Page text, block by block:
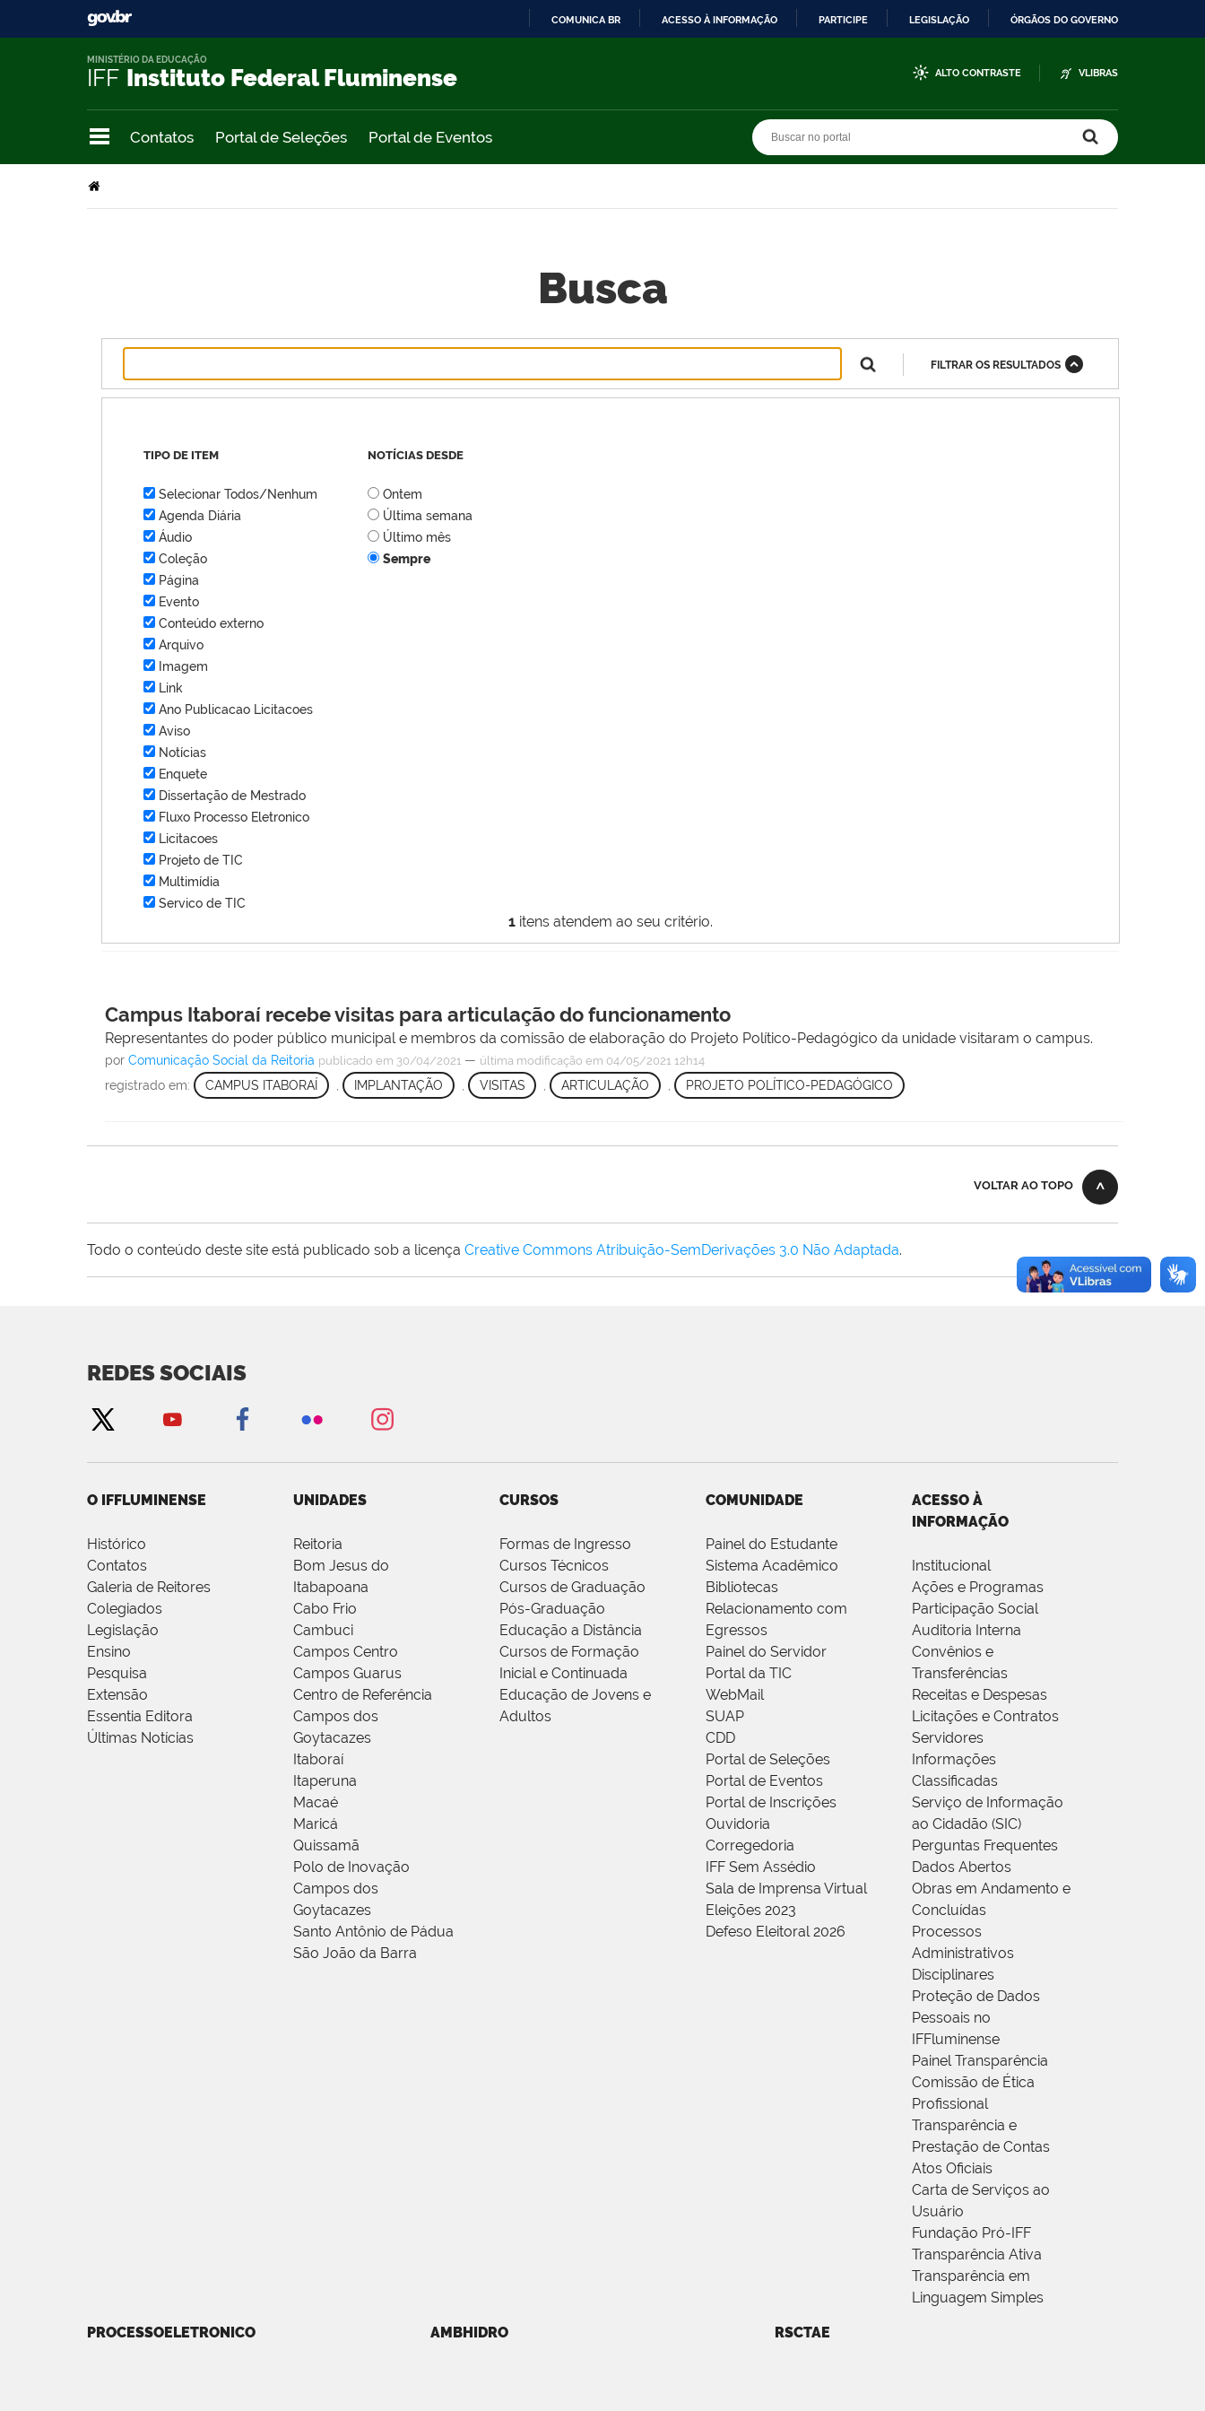
COMUNICA BR ACESSO À INFORMAÇÃO PARTICIPE LEGISLAÇÃO ÓRGÃOS DO GOVERNO
IFF Instituto Federal Fluminense
MINISTÉRIO DA EDUCAÇÃO
ALTO CONTRASTE VLIBRAS
Contatos Portal de Seleções Portal de Eventos
Busca
1 itens atendem ao seu critério.
FILTRAR OS RESULTADOS
TIPO DE ITEM
Selecionar Todos/Nenhum
Agenda Diária
Áudio
Coleção
Página
Evento
Conteúdo externo
Arquivo
Imagem
Link
Ano Publicacao Licitacoes
Aviso
Notícias
Enquete
Dissertação de Mestrado
Fluxo Processo Eletronico
Licitacoes
Projeto de TIC
Multimídia
Servico de TIC
NOTÍCIAS DESDE
Ontem
Última semana
Último mês
Sempre
Campus Itaboraí recebe visitas para articulação do funcionamento
Representantes do poder público municipal e membros da comissão de elaboração do Projeto Político-Pedagógico da unidade visitaram o campus.
porComunicação Social da Reitoria publicado em 30/04/2021 — última modificação em 04/05/2021 12h14
registrado em: CAMPUS ITABORAÍ IMPLANTAÇÃO VISITAS , ARTICULAÇÃO , PROJETO POLÍTICO-PEDAGÓGICO
VOLTAR AO TOPO
Todo o conteúdo deste site está publicado sob a licença Creative Commons Atribuição-SemDerivações 3.0 Não Adaptada.
REDES SOCIAIS
O IFFLUMINENSE
Histórico
Contatos
Galeria de Reitores
Colegiados
Legislação
Ensino
Pesquisa
Extensão
Essentia Editora
Últimas Notícias
UNIDADES
Reitoria
Bom Jesus do
Itabapoana
Cabo Frio
Cambuci
Campos Centro
Campos Guarus
Centro de Referência
Campos dos
Goytacazes
Itaboraí
Itaperuna
Macaé
Maricá
Quissamã
Polo de Inovação
Campos dos
Goytacazes
Santo Antônio de Pádua
São João da Barra
CURSOS
Formas de Ingresso
Cursos Técnicos
Cursos de Graduação
Pós-Graduação
Educação a Distância
Cursos de Formação
Inicial e Continuada
Educação de Jovens e
Adultos
COMUNIDADE
Painel do Estudante
Sistema Acadêmico
Bibliotecas
Relacionamento com
Egressos
Painel do Servidor
Portal da TIC
WebMail
SUAP
CDD
Portal de Seleções
Portal de Eventos
Portal de Inscrições
Ouvidoria
Corregedoria
IFF Sem Assédio
Sala de Imprensa Virtual
Eleições 2023
Defeso Eleitoral 2026
ACESSO À
INFORMAÇÃO
Institucional
Ações e Programas
Participação Social
Auditoria Interna
Convênios e
Transferências
Receitas e Despesas
Licitações e Contratos
Servidores
Informações
Classificadas
Serviço de Informação
ao Cidadão (SIC)
Perguntas Frequentes
Dados Abertos
Obras em Andamento e
Concluídas
Processos
Administrativos
Disciplinares
Proteção de Dados
Pessoais no
IFFluminense
Painel Transparência
Comissão de Ética
Profissional
Transparência e
Prestação de Contas
Atos Oficiais
Carta de Serviços ao
Usuário
Fundação Pró-IFF
Transparência Ativa
Transparência em
Linguagem Simples
PROCESSOELETRONICO AMBHIDRO RSCTAE